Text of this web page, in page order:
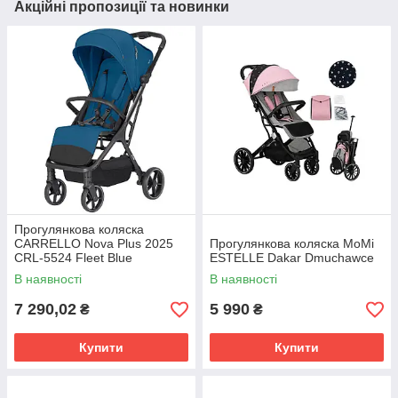
Акційні пропозиції та новинки
Прогулянкова коляска
CARRELLO Nova Plus 2025
CRL-5524 Fleet Blue
В наявності
7 290,02 ₴
Купити
Прогулянкова коляска MoMi
ESTELLE Dakar Dmuchawce
В наявності
5 990 ₴
Купити